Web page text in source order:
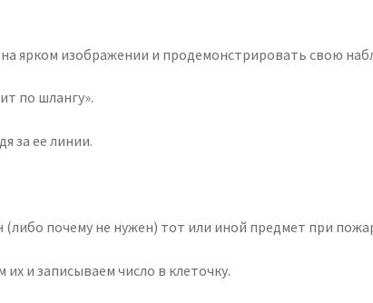
ярком изображении и продемонстрировать свою
по шлангу».
за ее линии.
(либо почему не нужен) тот или иной предмет при
и записываем число в клеточку.